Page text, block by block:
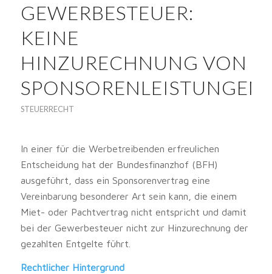
GEWERBESTEUER:
KEINE
HINZURECHNUNG VON
SPONSORENLEISTUNGEN
STEUERRECHT
In einer für die Werbetreibenden erfreulichen
Entscheidung hat der Bundesfinanzhof (BFH)
ausgeführt, dass ein Sponsorenvertrag eine
Vereinbarung besonderer Art sein kann, die einem
Miet- oder Pachtvertrag nicht entspricht und damit
bei der Gewerbesteuer nicht zur Hinzurechnung der
gezahlten Entgelte führt.
Rechtlicher Hintergrund